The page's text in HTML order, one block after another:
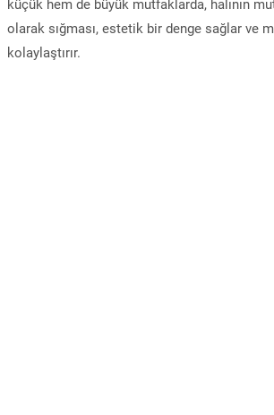
küçük hem de büyük mutfaklarda, halının
olarak sığması, estetik bir denge sağlar ve
kolaylaştırır.